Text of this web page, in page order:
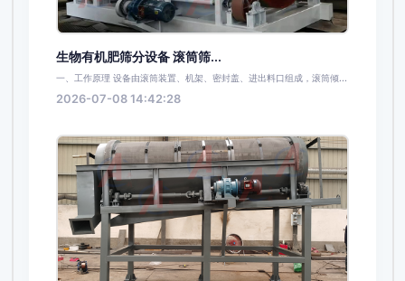
生物有机肥筛分设备 滚筒筛...
一、工作原理 设备由滚筒装置、机架、密封盖、进出料口组成，滚筒倾...
2026-07-08 14:42:28